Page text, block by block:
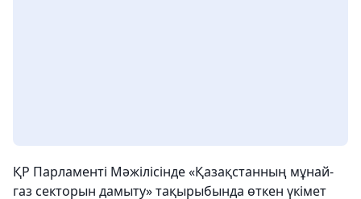
ҚР Парламенті Мәжілісінде «Қазақстанның мұнай-
газ секторын дамыту» тақырыбында өткен үкімет